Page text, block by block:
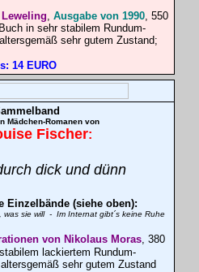
, Ausgabe von 1990, 550
in sehr stabilem Rundum-
sehr gutem Zustand;
14 EURO
Mädchen-Romanen von
Fischer:
dick und dünn
Einzelbände (siehe oben):
sie will - Im Internat gibt´s keine Ruhe
von Nikolaus Moras, 380
lackiertem Rundum-
sehr gutem Zustand